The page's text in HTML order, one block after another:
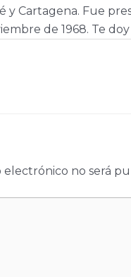
y Cartagena. Fue
de 1968. Te
no será